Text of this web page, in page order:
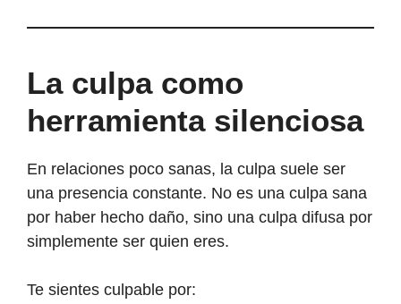
La culpa como
herramienta silenciosa
En relaciones poco sanas, la culpa suele ser
una presencia constante. No es una culpa sana
por haber hecho daño, sino una culpa difusa por
simplemente ser quien eres.
Te sientes culpable por: